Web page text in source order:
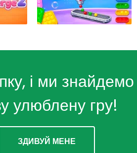
і ми
улюблену гру!
ЗДИВУЙ МЕНЕ